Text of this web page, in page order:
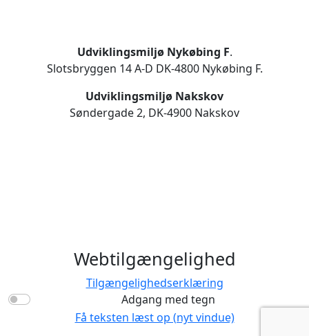
Udviklingsmiljø Nykøbing F.
Slotsbryggen 14 A-D DK-4800 Nykøbing F.
Udviklingsmiljø Nakskov
Søndergade 2, DK-4900 Nakskov
Webtilgængelighed
Tilgængelighedserklæring
Adgang med tegn
Få teksten læst op (nyt vindue)